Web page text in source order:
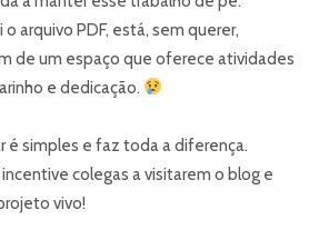
arquivo PDF, está, sem querer,
de um espaço que oferece atividades
e dedicação.
é simples e faz toda a diferença.
colegas a visitarem o blog e
vivo!